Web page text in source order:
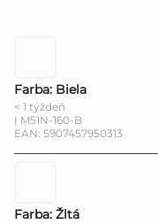
Farba: Biela
< 1 týždeň
| M51N-160-B
EAN: 5907457950313
Farba: Žltá